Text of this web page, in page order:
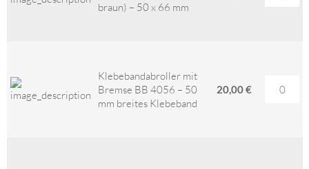
braun) – 50 x 66 mm
Klebebandabroller mit
Bremse BB 4056 – 50
mm breites Klebeband
20,00 €